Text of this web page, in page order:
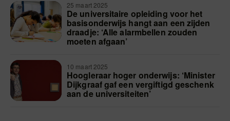
25 maart 2025
De universitaire opleiding voor het
basisonderwijs hangt aan een zijden
draadje: ‘Alle alarmbellen zouden
moeten afgaan’
10 maart 2025
Hoogleraar hoger onderwijs: ‘Minister
Dijkgraaf gaf een vergiftigd geschenk
aan de universiteiten’